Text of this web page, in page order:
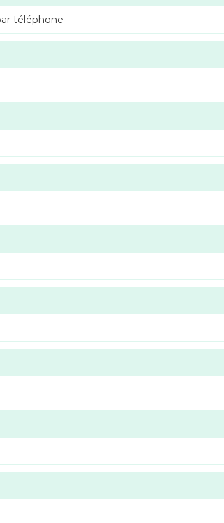
téléphone